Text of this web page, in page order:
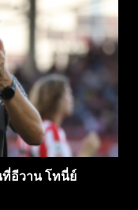
ที่อีวาน โทนี่ย์